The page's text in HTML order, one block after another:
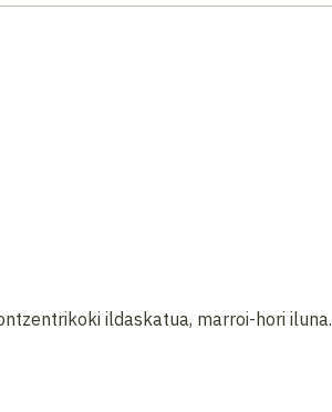
ildaskatua, marroi-hori iluna.